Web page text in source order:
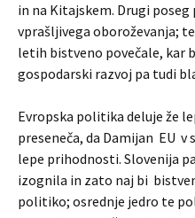
in na Kitajskem. Drugi
vprašljivega oboroževanja;
letih bistveno povečale, kar
gospodarski razvoj pa tudi
Evropska politika deluje že
preseneča, da Damijan EU v
lepe prihodnosti. Slovenija
izognila in zato naj bi
politiko; osrednje jedro te